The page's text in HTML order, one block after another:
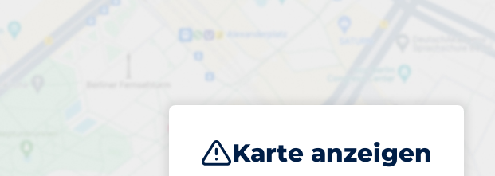
Karte anzeigen
MyZeil / PalaisQuartier